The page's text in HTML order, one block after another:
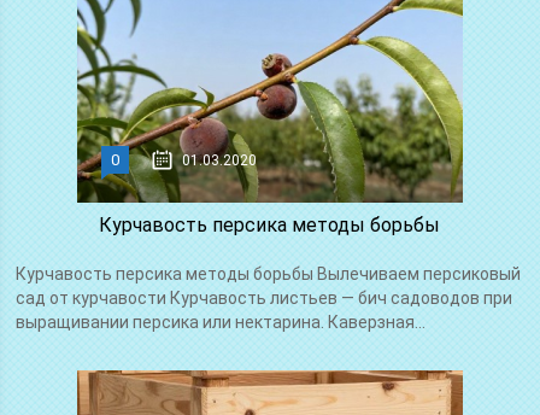
0 01.03.2020
Курчавость персика методы борьбы
Курчавость персика методы борьбы Вылечиваем персиковый
сад от курчавости Курчавость листьев — бич садоводов при
выращивании персика или нектарина. Каверзная...